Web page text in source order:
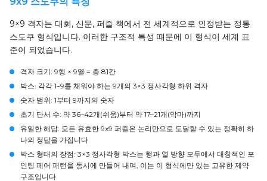
9×9 격자는 대회, 신문, 퍼즐 책에서 전 세계적으로 인정받는 정통
스도쿠 형식입니다. 이러한 구조적 특성 때문에 이 형식이 세계 표
준이 되었습니다.
격자 크기: 9행 × 9열 = 총 81칸
박스: 각각 1–9를 채워야 하는 9개의 3×3 정사각형 하위 격자
숫자 범위: 1부터 9까지의 숫자
초기 단서 수: 약 36–42개(쉬움)부터 약 17–21개(악마)까지
유일한 해답: 모든 유효한 9x9 퍼즐은 논리만으로 도달할 수 있는 정확히 하
나의 정답을 가집니다
박스 형태의 장점: 3×3 정사각형 박스는 행과 열 방향 모두에서 대칭적인 포
인팅 페어 패턴을 동시에 만들어 내며, 이는 이 형식에만 있는 고유한 제약
구조입니다